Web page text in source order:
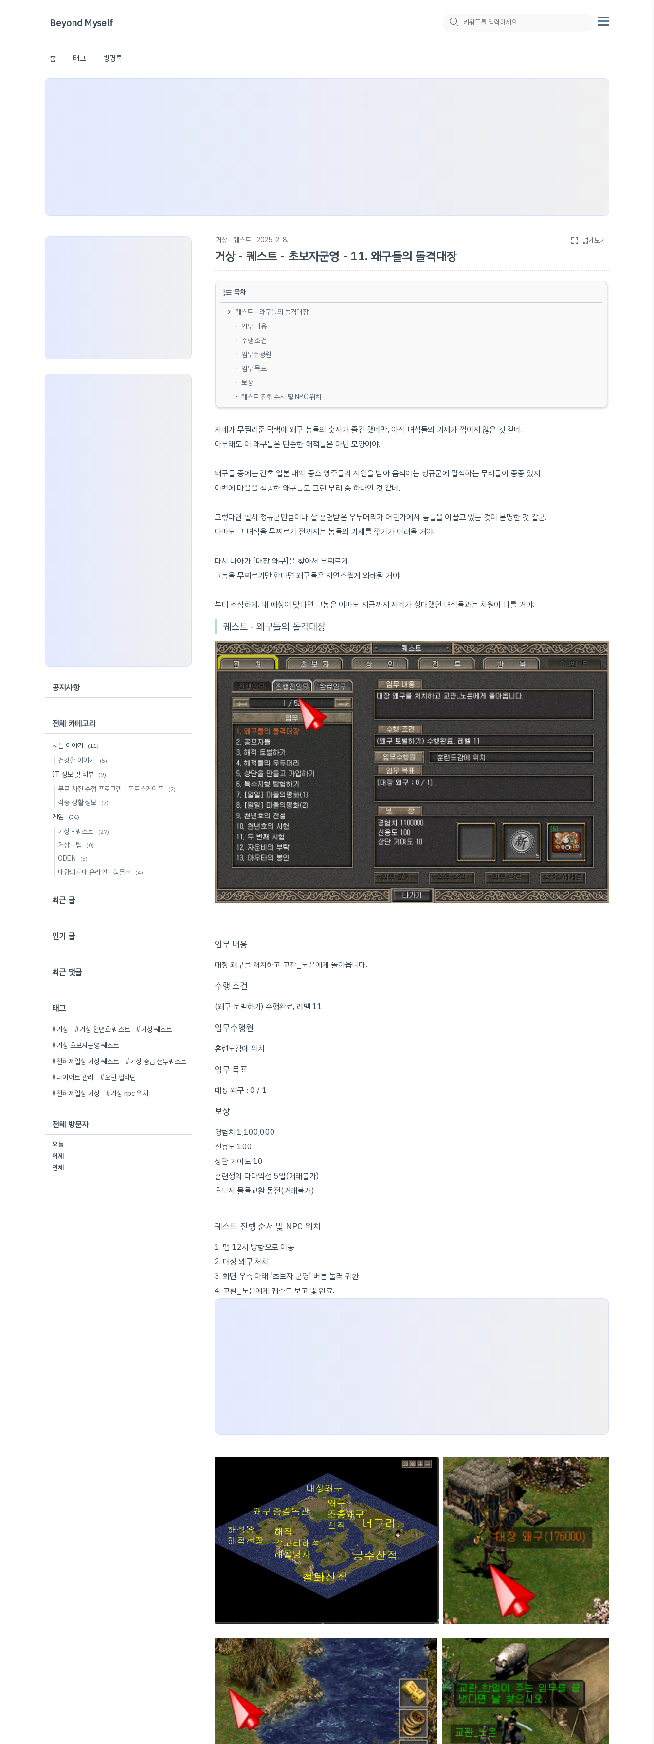
Beyond Myself
홈 태그 방명록
거상 - 퀘스트 · 2025. 2. 8. fullscreen 넓게보기
거상 - 퀘스트 - 초보자군영 - 11. 왜구들의 돌격대장
목차
퀘스트 - 왜구들의 돌격대장
임무 내용
수행 조건
임무수행원
임무 목표
보상
퀘스트 진행 순서 및 NPC 위치
자네가 무찔러준 덕택에 왜구 놈들의 숫자가 줄긴 했네만, 아직 녀석들의 기세가 꺾이지 않은 것 같네.
아무래도 이 왜구들은 단순한 해적들은 아닌 모양이야.
왜구들 중에는 간혹 일본 내의 중소 영주들의 지원을 받아 움직이는 정규군에 필적하는 무리들이 종종 있지.
이번에 마을을 침공한 왜구들도 그런 무리 중 하나인 것 같네.
그렇다면 필시 정규군만큼이나 잘 훈련받은 우두머리가 어딘가에서 놈들을 이끌고 있는 것이 분명한 것 같군.
아마도 그 녀석을 무찌르기 전까지는 놈들의 기세를 꺾기가 어려울 거야.
다시 나아가 [대장 왜구]을 찾아서 무찌르게.
그놈을 무찌르기만 한다면 왜구들은 자연스럽게 와해될 거야.
부디 조심하게. 내 예상이 맞다면 그놈은 아마도 지금까지 자네가 상대했던 녀석들과는 차원이 다를 거야.
퀘스트 - 왜구들의 돌격대장
임무 내용
대장 왜구를 처치하고 교관_노은에게 돌아옵니다.
수행 조건
(왜구 토벌하기) 수행완료, 레벨 11
임무수행원
훈련도감에 위치
임무 목표
대장 왜구 : 0 / 1
보상
경험치 1,100,000
신용도 100
상단 기여도 10
훈련생의 다다익선 5일(거래불가)
초보자 물물교환 동전(거래불가)
퀘스트 진행 순서 및 NPC 위치
1. 맵 12시 방향으로 이동
2. 대장 왜구 처치
3. 화면 우측 아래 '초보자 군영' 버튼 눌러 귀환
4. 교환_노은에게 퀘스트 보고 및 완료.
공지사항
전체 카테고리
사는 이야기 (11)
건강한 이야기 (5)
IT 정보 및 리뷰 (9)
무료 사진 수정 프로그램 - 포토스케이프 (2)
각종 생활 정보 (7)
게임 (36)
거상 - 퀘스트 (27)
거상 - 팁 (0)
ODEN (5)
대항의시대 온라인 - 침몰선 (4)
최근 글
인기 글
최근 댓글
태그
#거상 #거상 천년호 퀘스트 #거상 퀘스트
#거상 초보자군영 퀘스트
#천하제일상 거상 퀘스트
#거상 중급 전투퀘스트
#다이어트 관리
#오딘 팔라딘
#천하제일상 거상 #거상 npc 위치
전체 방문자
오늘
어제
전체